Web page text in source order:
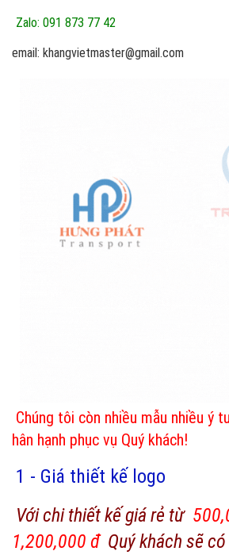
Zalo: 091 873 77 42
email: khangvietmaster@gmail.com
Chúng tôi còn nhiều mẫu nhiều ý
hân hạnh phục vụ Quý khách!
1 - Giá thiết kế logo
Với chi thiết kế giá rẻ từ
1,200,000 đ Quý khách sẽ